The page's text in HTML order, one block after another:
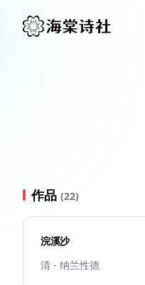
作品 (22)
浣溪沙
清 - 纳兰性德